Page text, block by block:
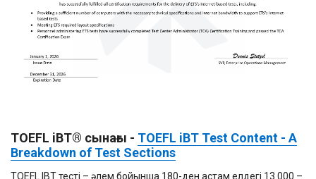
TOEFL iBT® сынағы - TOEFL iBT Test Content - A
Breakdown of Test Sections
TOEFL IBT тесті – әлем бойынша 180-ден астам елдегі 13 000 –